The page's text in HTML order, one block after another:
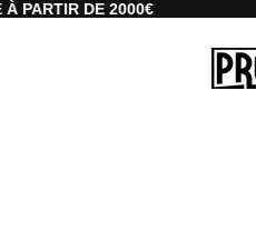
2000€